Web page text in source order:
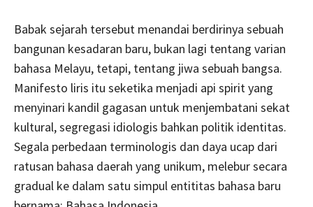
Babak sejarah tersebut menandai berdirinya sebuah
bangunan kesadaran baru, bukan lagi tentang varian
bahasa Melayu, tetapi, tentang jiwa sebuah bangsa.
Manifesto liris itu seketika menjadi api spirit yang
menyinari kandil gagasan untuk menjembatani sekat
kultural, segregasi idiologis bahkan politik identitas.
Segala perbedaan terminologis dan daya ucap dari
ratusan bahasa daerah yang unikum, melebur secara
gradual ke dalam satu simpul entititas bahasa baru